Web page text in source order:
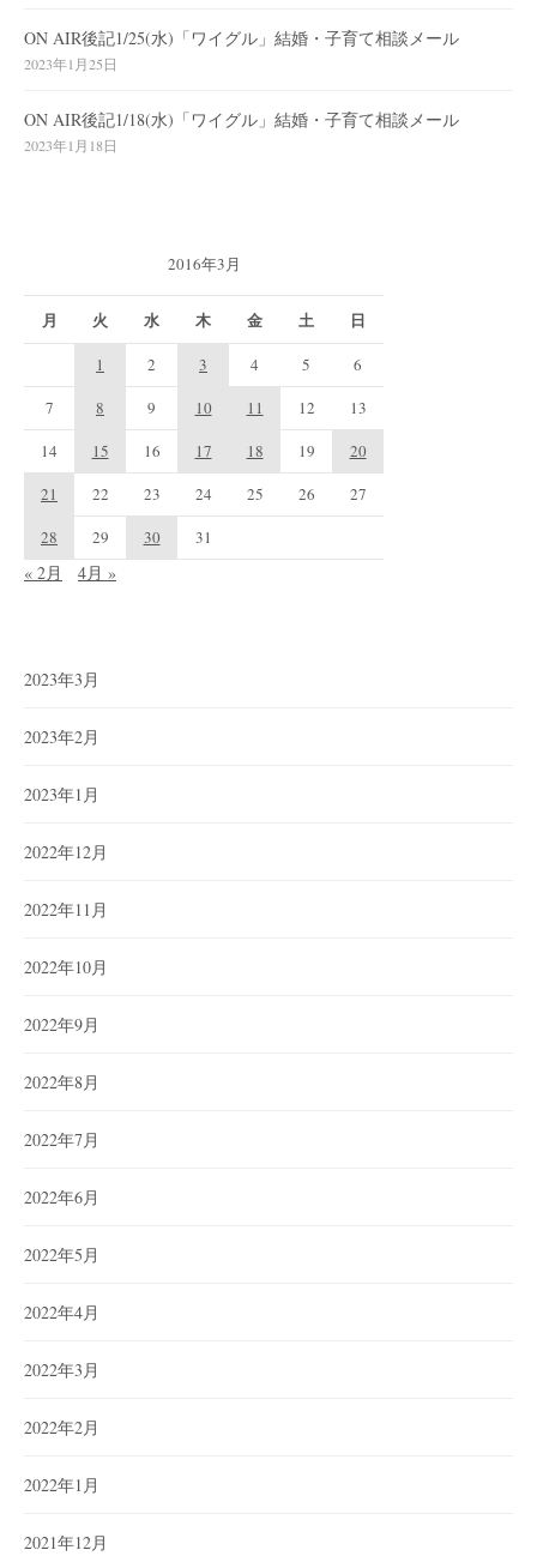
ON AIR後記1/25(水)「ワイグル」結婚・子育て相談メール
2023年1月25日
ON AIR後記1/18(水)「ワイグル」結婚・子育て相談メール
2023年1月18日
2016年3月
月 火 水 木 金 土 日
1 2 3 4 5
6
7
8 9 10 11 12
13
14
15 16 17 18 19
20
21
22 23 24 25 26
27
28
29 30 31
« 2月 4月 »
2023年3月
2023年2月
2023年1月
2022年12月
2022年11月
2022年10月
2022年9月
2022年8月
2022年7月
2022年6月
2022年5月
2022年4月
2022年3月
2022年2月
2022年1月
2021年12月